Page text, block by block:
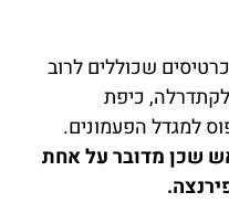
שכוללים לרוב
כיפת
למגדל הפעמונים.
שכן מדובר על אחת